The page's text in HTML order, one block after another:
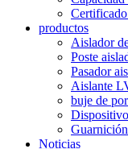
Certificado
productos
Aislador
Poste
Pasador
Aislante
buje de
Noticias